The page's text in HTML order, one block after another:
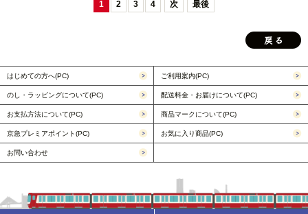
1
2 3 4 次 最後
はじめての方へ(PC) ご利用案内(PC)
のし・ラッピングについて(PC) 配送料金・お届けについて(PC)
お支払方法について(PC) 商品マークについて(PC)
京急プレミアポイント(PC) お気に入り商品(PC)
お問い合わせ